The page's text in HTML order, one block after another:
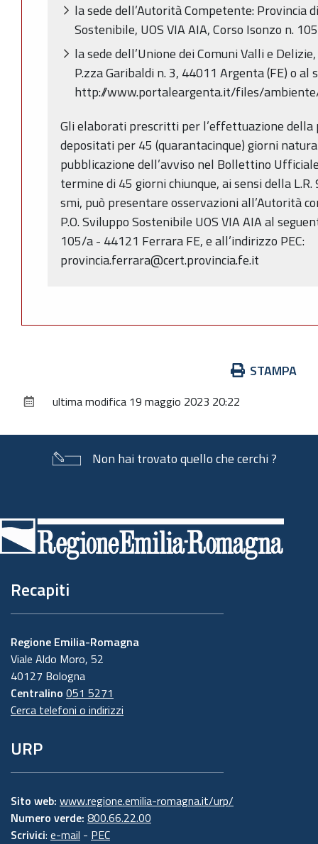
la sede dell’Autorità Competente: Provincia
Sostenibile, UOS VIA AIA, Corso Isonzo n.
la sede dell’Unione dei Comuni Valli e
P.zza Garibaldi n. 3, 44011 Argenta (FE) o al
http://www.portaleargenta.it/files/
Gli elaborati prescritti per l’effettuazione della
depositati per 45 (quarantacinque) giorni
pubblicazione dell’avviso nel Bollettino
termine di 45 giorni chiunque, ai sensi della
smi, può presentare osservazioni all’Autorità
P.O. Sviluppo Sostenibile UOS VIA AIA al
105/a - 44121 Ferrara FE, e all’indirizzo PEC:
provincia.ferrara@cert.provincia.fe.it
documento
STAMPA
ultima modifica 19 maggio 2023 20:22
Non hai trovato quello che cerchi ?
di
pagina
Recapiti
Regione Emilia-Romagna
Viale Aldo Moro, 52
40127 Bologna
Centralino 051 5271
Cerca telefoni o indirizzi
URP
Sito web: www.regione.emilia-romagna.it/urp/
Numero verde: 800.66.22.00
Scrivici: e-mail - PEC